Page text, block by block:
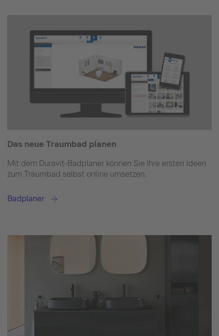
Das neue Traumbad planen
Mit dem Duravit-Badplaner können Sie Ihre ersten Ideen
zum Traumbad selbst online umsetzen.
Badplaner